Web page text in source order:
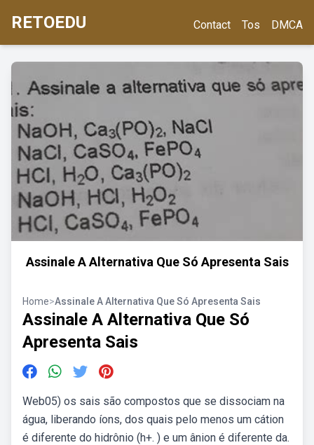
RETOEDU Contact Tos DMCA
Assinale A Alternativa Que Só Apresenta Sais
Home>Assinale A Alternativa Que Só Apresenta Sais
Assinale A Alternativa Que Só
Apresenta Sais
Web05) os sais são compostos que se dissociam na
água, liberando íons, dos quais pelo menos um cátion
é diferente do hidrônio (h+. ) e um ânion é diferente da.